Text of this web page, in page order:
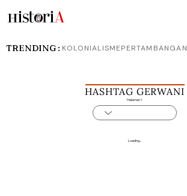
HASHTAG GERWANI
Halaman 1
Loading...
TRENDING : KOLONIALISMEPERTAMBANGAN